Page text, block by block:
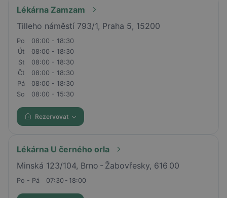
Lékárna Zamzam
Tilleho náměstí 793/1, Praha 5, 15200
Po
08:00 - 18:30
Út
08:00 - 18:30
St
08:00 - 18:30
Čt
08:00 - 18:30
Pá
08:00 - 18:30
So
08:00 - 15:30
Rezervovat
Lékárna U černého orla
Minská 123/104, Brno - Žabovřesky, 616 00
Po - Pá 07:30 - 18:00